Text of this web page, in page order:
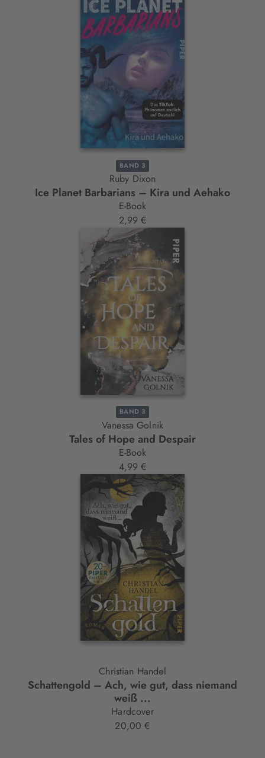
BAND 3
Ruby Dixon
Ice Planet Barbarians – Kira und Aehako
E-Book
2,99 €
BAND 3
Vanessa Golnik
Tales of Hope and Despair
E-Book
4,99 €
Christian Handel
Schattengold – Ach, wie gut, dass niemand
weiß ...
Hardcover
20,00 €